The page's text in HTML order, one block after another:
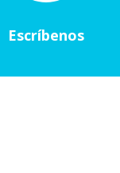
Escríbenos